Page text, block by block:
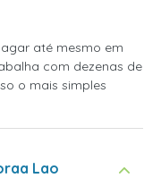
até mesmo em
com dezenas de
o mais simples
Lao